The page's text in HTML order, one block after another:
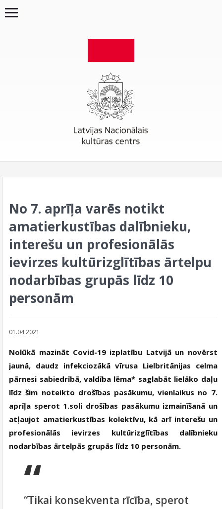
No 7. aprīļa varēs notikt
amatierkustības dalībnieku,
interešu un profesionālās
ievirzes kultūrizglītības ārtelpu
nodarbības grupās līdz 10
personām
01.04.2021
Nolūkā mazināt Covid-19 izplatību Latvijā un novērst
jaunā, daudz infekciozākā vīrusa Lielbritānijas celma
pārnesi sabiedrībā, valdība lēma* saglabāt lielāko daļu
līdz šim noteikto drošības pasākumu, vienlaikus no 7.
aprīļa sperot 1.soli drošības pasākumu izmainīšanā un
atļaujot amatierkustības kolektīvu, kā arī interešu un
profesionālās ievirzes kultūrizglītības dalībnieku
nodarbības ārtelpās grupās līdz 10 personām.
“Tikai konsekventa rīcība, sperot